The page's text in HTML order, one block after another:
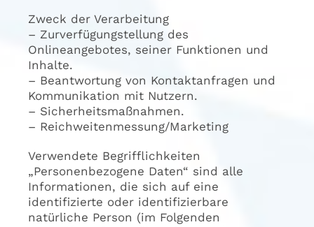
Zweck der Verarbeitung
– Zurverfügungstellung des
Onlineangebotes, seiner Funktionen und
Inhalte.
– Beantwortung von Kontaktanfragen und
Kommunikation mit Nutzern.
– Sicherheitsmaßnahmen.
– Reichweitenmessung/Marketing
Verwendete Begrifflichkeiten
„Personenbezogene Daten“ sind alle
Informationen, die sich auf eine
identifizierte oder identifizierbare
natürliche Person (im Folgenden